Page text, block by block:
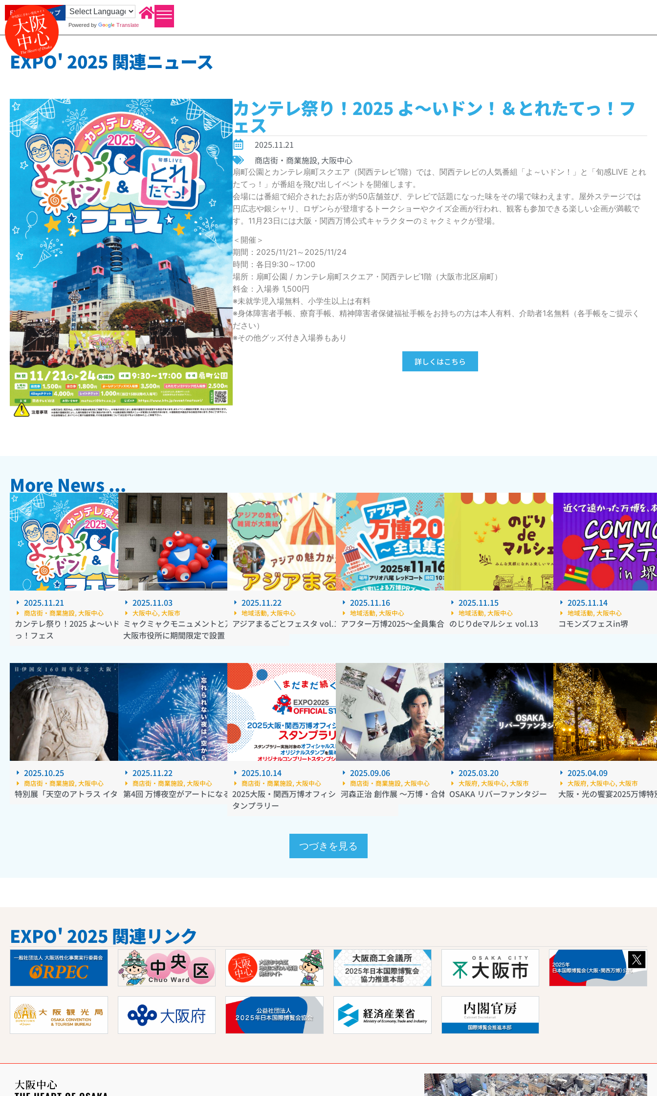
EXPO2025 トップ
Powered by Translate
EXPO' 2025 関連ニュース
カンテレ祭り！2025 よ～いドン！＆とれたてっ！フ
ェス
2025.11.21
商店街・商業施設, 大阪中心
扇町公園とカンテレ扇町スクエア（関西テレビ1階）では、関西テレビの人気番組「よ～いドン！」と「旬感LIVE とれ
たてっ！」が番組を飛び出しイベントを開催します。
会場には番組で紹介されたお店が約50店舗並び、テレビで話題になった味をその場で味わえます。屋外ステージでは
円広志や銀シャリ、ロザンらが登壇するトークショーやクイズ企画が行われ、観客も参加できる楽しい企画が満載で
す。11月23日には大阪・関西万博公式キャラクターのミャクミャクが登場。
＜開催＞
期間：2025/11/21～2025/11/24
時間：各日9:30～17:00
場所：扇町公園 / カンテレ扇町スクエア・関西テレビ1階（大阪市北区扇町）
料金：入場券 1,500円
※未就学児入場無料、小学生以上は有料
※身体障害者手帳、療育手帳、精神障害者保健福祉手帳をお持ちの方は本人有料、介助者1名無料（各手帳をご提示く
ださい）
※その他グッズ付き入場券もあり
詳しくはこちら
More News ...
2025.11.21
商店街・商業施設, 大阪中心
カンテレ祭り！2025 よ～いドン！＆とれたて
っ！フェス
2025.11.03
大阪中心,大阪市
ミャクミャクモニュメントと万博スタンプが
大阪市役所に期間限定で設置
2025.11.22
地域活動, 大阪中心
アジアまるごとフェスタ vol.1
2025.11.16
地域活動, 大阪中心
アフター万博2025～全員集合～
2025.11.15
地域活動,大阪中心
のじりdeマルシェ vol.13
2025.11.14
地域活動, 大阪中心
コモンズフェスin堺
2025.10.25
商店街・商業施設, 大阪中心
特別展「天空のアトラス イタリア館の至宝」
2025.11.22
商店街・商業施設,大阪中心
第4回 万博夜空がアートになる日 2025
2025.10.14
商店街・商業施設, 大阪中心
2025大阪・関西万博オフィシャルストアDEス
タンプラリー
2025.09.06
商店街・商業施設, 大阪中心
河森正治 創作展 ～万博・合体・変形・未来～
2025.03.20
大阪府,大阪中心,大阪市
OSAKA リバーファンタジー
2025.04.09
大阪府, 大阪中心, 大阪市
大阪・光の饗宴2025万博特
つづきを見る
EXPO' 2025 関連リンク
大阪中心